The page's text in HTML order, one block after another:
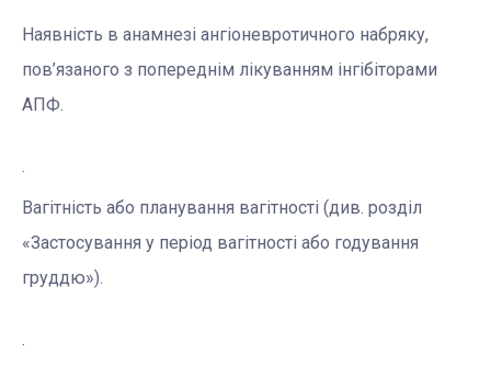
Наявність в анамнезі ангіоневротичного набряку,
пов’язаного з попереднім лікуванням інгібіторами
АПФ.
·
Вагітність або планування вагітності (див. розділ
«Застосування у період вагітності або годування
груддю»).
·